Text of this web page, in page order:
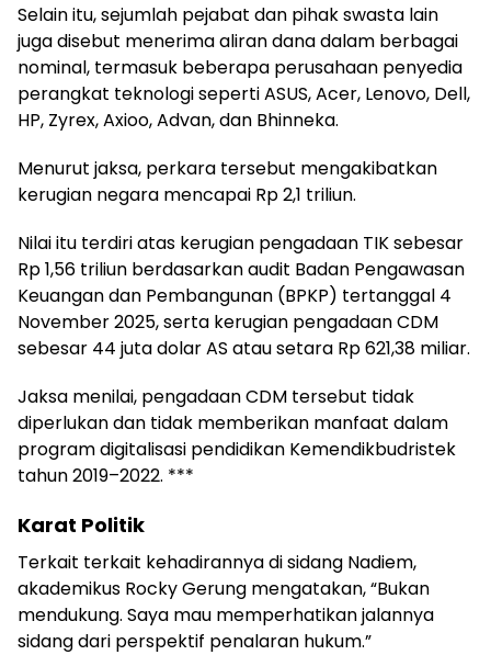
Selain itu, sejumlah pejabat dan pihak swasta lain
juga disebut menerima aliran dana dalam berbagai
nominal, termasuk beberapa perusahaan penyedia
perangkat teknologi seperti ASUS, Acer, Lenovo, Dell,
HP, Zyrex, Axioo, Advan, dan Bhinneka.
Menurut jaksa, perkara tersebut mengakibatkan
kerugian negara mencapai Rp 2,1 triliun.
Nilai itu terdiri atas kerugian pengadaan TIK sebesar
Rp 1,56 triliun berdasarkan audit Badan Pengawasan
Keuangan dan Pembangunan (BPKP) tertanggal 4
November 2025, serta kerugian pengadaan CDM
sebesar 44 juta dolar AS atau setara Rp 621,38 miliar.
Jaksa menilai, pengadaan CDM tersebut tidak
diperlukan dan tidak memberikan manfaat dalam
program digitalisasi pendidikan Kemendikbudristek
tahun 2019–2022. ***
Karat Politik
Terkait terkait kehadirannya di sidang Nadiem,
akademikus Rocky Gerung mengatakan, “Bukan
mendukung. Saya mau memperhatikan jalannya
sidang dari perspektif penalaran hukum.”